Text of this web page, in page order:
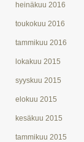
heinäkuu 2016
toukokuu 2016
tammikuu 2016
lokakuu 2015
syyskuu 2015
elokuu 2015
kesäkuu 2015
tammikuu 2015